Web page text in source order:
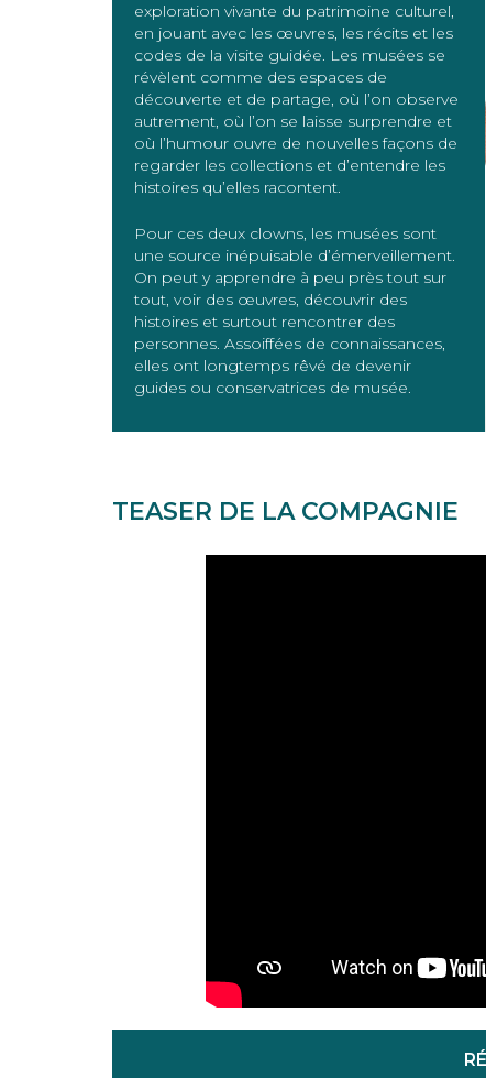
exploration vivante du patrimoine culturel,
en jouant avec les œuvres, les récits et les
codes de la visite guidée. Les musées se
révèlent comme des espaces de
découverte et de partage, où l’on observe
autrement, où l’on se laisse surprendre et
où l’humour ouvre de nouvelles façons de
regarder les collections et d’entendre les
histoires qu’elles racontent.
Pour ces deux clowns, les musées sont
une source inépuisable d’émerveillement.
On peut y apprendre à peu près tout sur
tout, voir des œuvres, découvrir des
histoires et surtout rencontrer des
personnes. Assoiffées de connaissances,
elles ont longtemps rêvé de devenir
guides ou conservatrices de musée.
TEASER DE LA COMPAGNIE